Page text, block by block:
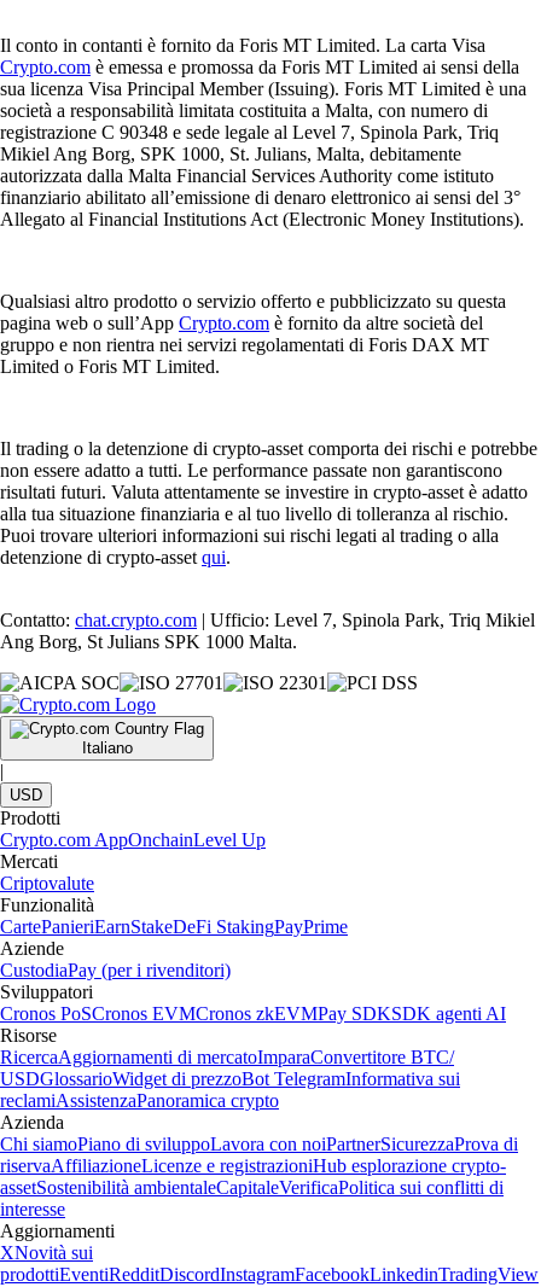
Il conto in contanti è fornito da Foris MT Limited. La carta Visa
Crypto.com è emessa e promossa da Foris MT Limited ai sensi della
sua licenza Visa Principal Member (Issuing). Foris MT Limited è una
società a responsabilità limitata costituita a Malta, con numero di
registrazione C 90348 e sede legale al Level 7, Spinola Park, Triq
Mikiel Ang Borg, SPK 1000, St. Julians, Malta, debitamente
autorizzata dalla Malta Financial Services Authority come istituto
finanziario abilitato all’emissione di denaro elettronico ai sensi del 3°
Allegato al Financial Institutions Act (Electronic Money Institutions).
Qualsiasi altro prodotto o servizio offerto e pubblicizzato su questa
pagina web o sull’App Crypto.com è fornito da altre società del
gruppo e non rientra nei servizi regolamentati di Foris DAX MT
Limited o Foris MT Limited.
Il trading o la detenzione di crypto-asset comporta dei rischi e potrebbe
non essere adatto a tutti. Le performance passate non garantiscono
risultati futuri. Valuta attentamente se investire in crypto-asset è adatto
alla tua situazione finanziaria e al tuo livello di tolleranza al rischio.
Puoi trovare ulteriori informazioni sui rischi legati al trading o alla
detenzione di crypto-asset qui.
Contatto: chat.crypto.com | Ufficio: Level 7, Spinola Park, Triq Mikiel
Ang Borg, St Julians SPK 1000 Malta.
Italiano
|
USD
Prodotti
Crypto.com AppOnchainLevel Up
Mercati
Criptovalute
Funzionalità
CartePanieriEarnStakeDeFi StakingPayPrime
Aziende
CustodiaPay (per i rivenditori)
Sviluppatori
Cronos PoSCronos EVMCronos zkEVMPay SDKSDK agenti AI
Risorse
RicercaAggiornamenti di mercatoImparaConvertitore BTC/
USDGlossarioWidget di prezzoBot TelegramInformativa sui
reclamiAssistenzaPanoramica crypto
Azienda
Chi siamoPiano di sviluppoLavora con noiPartnerSicurezzaProva di
riservaAffiliazioneLicenze e registrazioniHub esplorazione crypto-
assetSostenibilità ambientaleCapitaleVerificaPolitica sui conflitti di
interesse
Aggiornamenti
XNovità sui
prodottiEventiRedditDiscordInstagramFacebookLinkedinTradingView